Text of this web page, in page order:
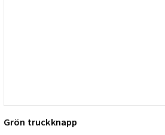
Lägg till i varukorg
Grön truckknapp